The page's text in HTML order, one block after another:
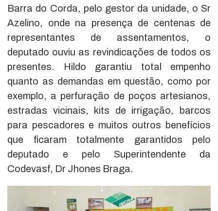
Barra do Corda, pelo gestor da unidade, o Sr
Azelino, onde na presença de centenas de
representantes de assentamentos, o
deputado ouviu as revindicações de todos os
presentes. Hildo garantiu total empenho
quanto as demandas em questão, como por
exemplo, a perfuração de poços artesianos,
estradas vicinais, kits de irrigação, barcos
para pescadores e muitos outros benefícios
que ficaram totalmente garantidos pelo
deputado e pelo Superintendente da
Codevasf, Dr Jhones Braga.